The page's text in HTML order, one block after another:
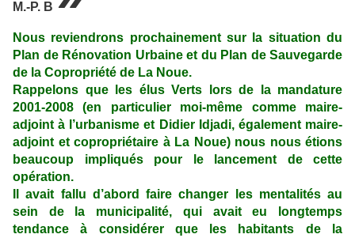
M.-P. B
Nous reviendrons prochainement sur la situation du
Plan de Rénovation Urbaine et du Plan de Sauvegarde
de la Copropriété de La Noue.
Rappelons que les élus Verts lors de la mandature
2001-2008 (en particulier moi-même comme maire-
adjoint à l’urbanisme et Didier Idjadi, également maire-
adjoint et copropriétaire à La Noue) nous nous étions
beaucoup impliqués pour le lancement de cette
opération.
Il avait fallu d’abord faire changer les mentalités au
sein de la municipalité, qui avait eu longtemps
tendance à considérer que les habitants de la